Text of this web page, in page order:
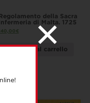
della Sacra
di Malta. 1725
€
Aggiungi al carrello